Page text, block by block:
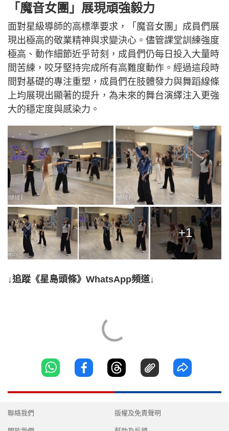
「魔音女團」展現頑強毅力
面對星級導師的高標準要求，「魔音女團」成員們展
現出極高的敬業精神與求變決心。儘管課堂訓練強度
極高、動作細節近乎苛刻，成員們仍每日投入大量時
間苦練，咬牙堅持完成所有高難度動作。經過這段時
間對基礎的專注重塑，成員們在肢體發力與舞蹈線條
上均展現出顯著的提升，為未來的舞台演繹注入更強
大的穩定度與感染力。
+1
↓追蹤《星島頭條》WhatsApp頻道↓
聯絡我們 版權及免責聲明